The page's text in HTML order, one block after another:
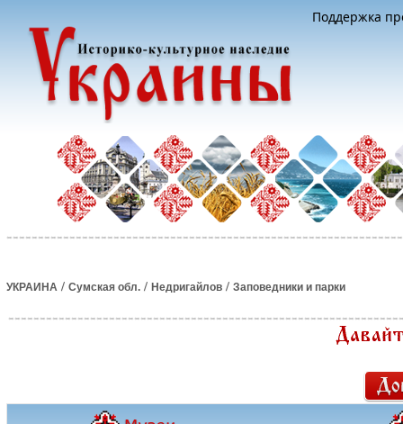
Поддержка
УКРАИНА / Сумская обл. / Недригайлов / Заповедники и парки